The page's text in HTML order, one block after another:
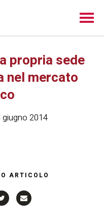
propria sede
nel mercato
giugno 2014
ARTICOLO